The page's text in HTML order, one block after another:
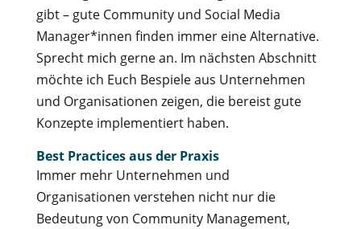
gibt – gute Community und Social Media
Manager*innen finden immer eine Alternative.
Sprecht mich gerne an. Im nächsten Abschnitt
möchte ich Euch Bespiele aus Unternehmen
und Organisationen zeigen, die bereist gute
Konzepte implementiert haben.
Best Practices aus der Praxis
Immer mehr Unternehmen und
Organisationen verstehen nicht nur die
Bedeutung von Community Management,